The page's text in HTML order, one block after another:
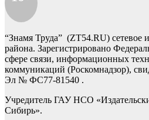
“Знамя Труда” (ZT54.RU) сетевое
района. Зарегистрировано
сфере связи, информационных
коммуникаций (Роскомнадзор),
Эл № ФС77-81540 .
Учредитель ГАУ НСО
Сибирь».